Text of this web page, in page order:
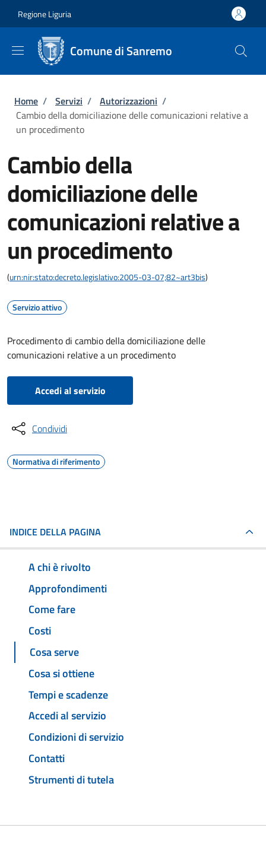
Regione Liguria
Comune di Sanremo
Briciole di pane
Home / Servizi / Autorizzazioni /
Cambio della domiciliazione delle comunicazioni relative a
un procedimento
Cambio della
domiciliazione delle
comunicazioni relative a
un procedimento
(urn:nir:stato:decreto.legislativo:2005-03-07;82~art3bis)
Servizio attivo
Procedimento di cambio della domiciliazione delle
comunicazioni relative a un procedimento
Accedi al servizio
Condividi
Normativa di riferimento
INDICE DELLA PAGINA
A chi è rivolto
Approfondimenti
Come fare
Costi
Cosa serve
Cosa si ottiene
Tempi e scadenze
Accedi al servizio
Condizioni di servizio
Contatti
Strumenti di tutela